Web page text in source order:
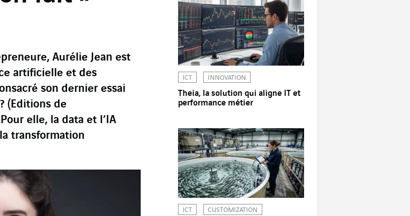
Aurélie Jean est
artificielle et des
son dernier essai
(Editions de
elle, la data et l’IA
transformation
ICT INNOVATION
Theia, la solution qui aligne IT et
performance métier
ICT CUSTOMIZATION